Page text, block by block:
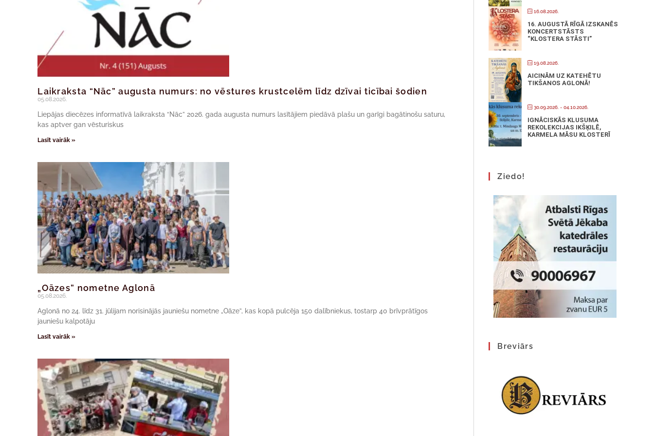
Laikraksta “Nāc” augusta numurs: no vēstures krustcelēm līdz dzīvai ticībai šodien
05.08.2026.
Liepājas diecēzes informatīvā laikraksta “Nāc” 2026. gada augusta numurs lasītājiem piedāvā plašu un garīgi bagātinošu saturu,
kas aptver gan vēsturiskus
Lasīt vairāk »
„Oāzes” nometne Aglonā
05.08.2026.
Aglonā no 24. līdz 31. jūlijam norisinājās jauniešu nometne „Oāze”, kas kopā pulcēja 150 dalībniekus, tostarp 40 brīvprātīgos
jauniešu kalpotāju
Lasīt vairāk »
16.08.2026.
16. AUGUSTĀ RĪGĀ IZSKANĒS
KONCERTSTĀSTS
“KLOSTERA STĀSTI”
19.08.2026.
AICINĀM UZ KATEHĒTU
TIKŠANOS AGLONĀ!
30.09.2026. - 04.10.2026.
IGNĀCISKĀS KLUSUMA
REKOLEKCIJAS IKŠĶILĒ,
KARMELA MĀSU KLOSTERĪ
Ziedo!
Breviārs